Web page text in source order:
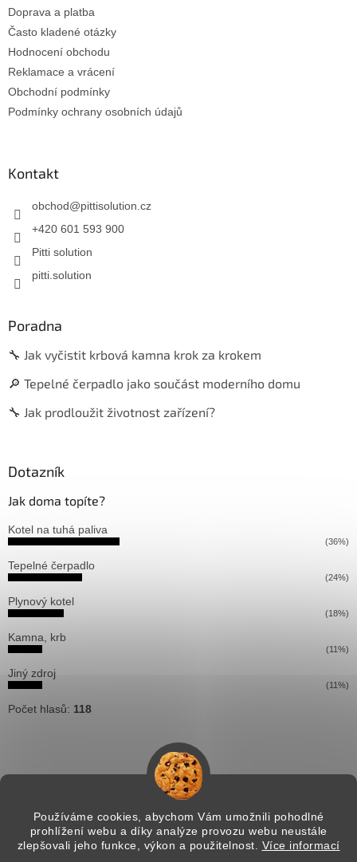
Používáme cookies, abychom Vám umožnili pohodlné
prohlížení webu a díky analýze provozu webu neustále
zlepšovali jeho funkce, výkon a použitelnost. Více informací
Doprava a platba
Často kladené otázky
Hodnocení obchodu
Reklamace a vrácení
Obchodní podmínky
Podmínky ochrany osobních údajů
Kontakt
obchod@pittisolution.cz
+420 601 593 900
Pitti solution
pitti.solution
Poradna
🔧 Jak vyčistit krbová kamna krok za krokem
🔎 Tepelné čerpadlo jako součást moderního domu
🔧 Jak prodloužit životnost zařízení?
Dotazník
Jak doma topíte?
Kotel na tuhá paliva
(36%)
Tepelné čerpadlo
(24%)
Plynový kotel
(18%)
Kamna, krb
(11%)
Jiný zdroj
(11%)
Počet hlasů: 118
Vytvořil Shoptet